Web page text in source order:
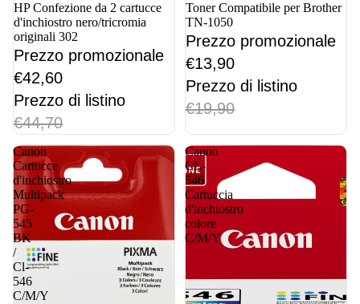
In offerta
HP Confezione da 2 cartucce
d'inchiostro nero/tricromia
originali 302
Prezzo promozionale
€42,60
Prezzo di listino
€44,70
In offerta
Toner Compatibile per Brother
TN-1050
Prezzo promozionale
€13,90
Prezzo di listino
€19,90
Canon
Cartucce
d'inchiostro
Multipack
PG-
545
BK
/
Cl-
546
C/M/Y
Canon
CL-
546
Cartuccia
d'inchiostro
colore
C/M/Y